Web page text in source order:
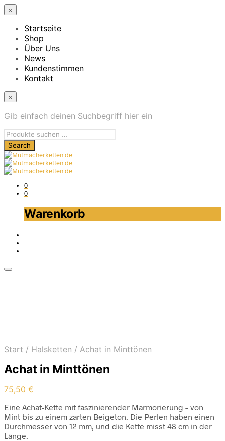
×
Startseite
Shop
Über Uns
News
Kundenstimmen
Kontakt
×
Gib einfach deinen Suchbegriff hier ein
0
0
Warenkorb
Start / Halsketten / Achat in Minttönen
Achat in Minttönen
75,50 €
Eine Achat-Kette mit faszinierender Marmorierung – von
Mint bis zu einem zarten Beigeton. Die Perlen haben einen
Durchmesser von 12 mm, und die Kette misst 48 cm in der
Länge.